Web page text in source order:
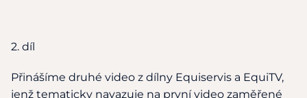
2. díl
Přinášíme druhé video z dílny Equiservis a EquiTV,
jenž tematicky navazuje na první video zaměřené